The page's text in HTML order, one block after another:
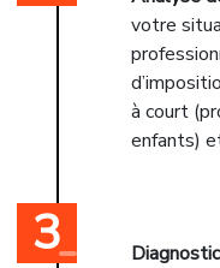
votre
à court
enfants)